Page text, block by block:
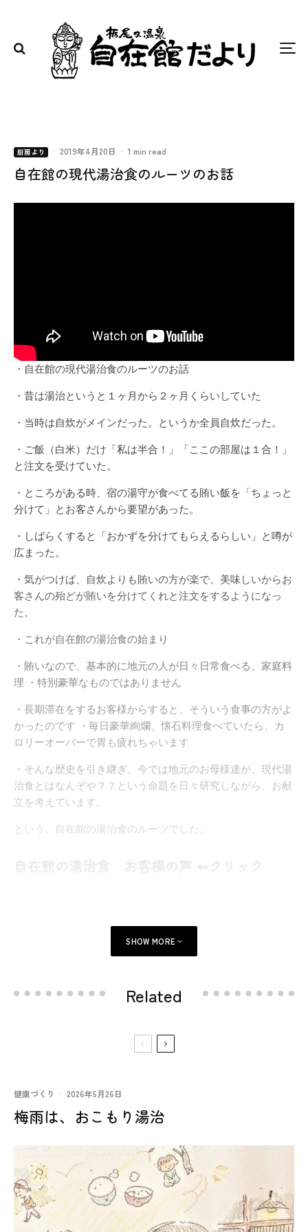
厨房より · 2019年4月20日 · 1 min read
自在館の現代湯治食のルーツのお話
・自在館の現代湯治食のルーツのお話
・昔は湯治というと１ヶ月から２ヶ月くらいしていた
・当時は自炊がメインだった。というか全員自炊だった。
・ご飯（白米）だけ「私は半合！」「ここの部屋は１合！」
と注文を受けていた。
・ところがある時、宿の湯守が食べてる賄い飯を「ちょっと
分けて」とお客さんから要望があった。
・しばらくすると「おかずを分けてもらえるらしい」と噂が
広まった。
・気がつけば、自炊よりも賄いの方が楽で、美味しいからお
客さんの殆どが賄いを分けてくれと注文をするようになっ
た。
・これが自在館の湯治食の始まり
・賄いなので、基本的に地元の人が日々日常食べる、家庭料
理 ・特別豪華なものではありません
・長期滞在をするお客様からすると、そういう食事の方がよ
かったのです ・毎日豪華絢爛、懐石料理食べていたら、カ
ロリーオーバーで胃も疲れちゃいます
・そんな歴史を引き継ぎ、今では地元のお母様達が、現代湯
治食とはなんぞや？？という命題を日々研究しながら、お献
立を考えています。
という、自在館の湯治食のルーツでした。
SHOW MORE
Related
健康づくり · 2026年5月26日
梅雨は、おこもり湯治